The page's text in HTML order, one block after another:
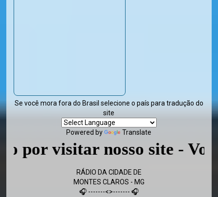
Se você mora fora do Brasil selecione o país para tradução do
site
Powered by Translate
nosso site - Volte
RÁDIO DA CIDADE DE
MONTES CLAROS - MG
🎧 -------<>------- 🎧